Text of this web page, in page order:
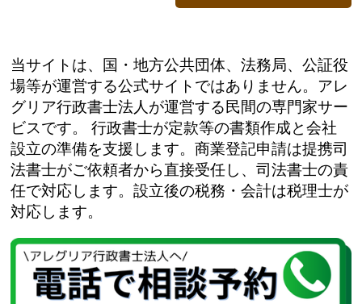
当サイトは、国・地方公共団体、法務局、公証役
場等が運営する公式サイトではありません。アレ
グリア行政書士法人が運営する民間の専門家サー
ビスです。 行政書士が定款等の書類作成と会社
設立の準備を支援します。商業登記申請は提携司
法書士がご依頼者から直接受任し、司法書士の責
任で対応します。設立後の税務・会計は税理士が
対応します。